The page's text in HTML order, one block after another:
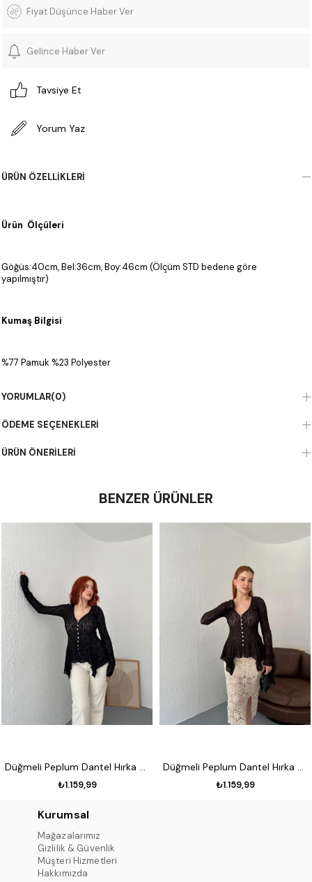
Fiyat Düşünce Haber Ver
Gelince Haber Ver
Tavsiye Et
Yorum Yaz
ÜRÜN ÖZELLIKLERI
Ürün Ölçüleri
Göğüs:40cm, Bel:36cm, Boy:46cm (Ölçüm STD bedene göre
yapılmıştır)
Kumaş Bilgisi
%77 Pamuk %23 Polyester
YORUMLAR(0)
ÖDEME SEÇENEKLERI
ÜRÜN ÖNERILERI
BENZER ÜRÜNLER
Düğmeli Peplum Dantel Hırka Siyah
₺1.159,99
Düğmeli Peplum Dantel Hırka Koyu kahve
₺1.159,99
Kurumsal
Mağazalarımız
Gizlilik & Güvenlik
Müşteri Hizmetleri
Hakkımızda